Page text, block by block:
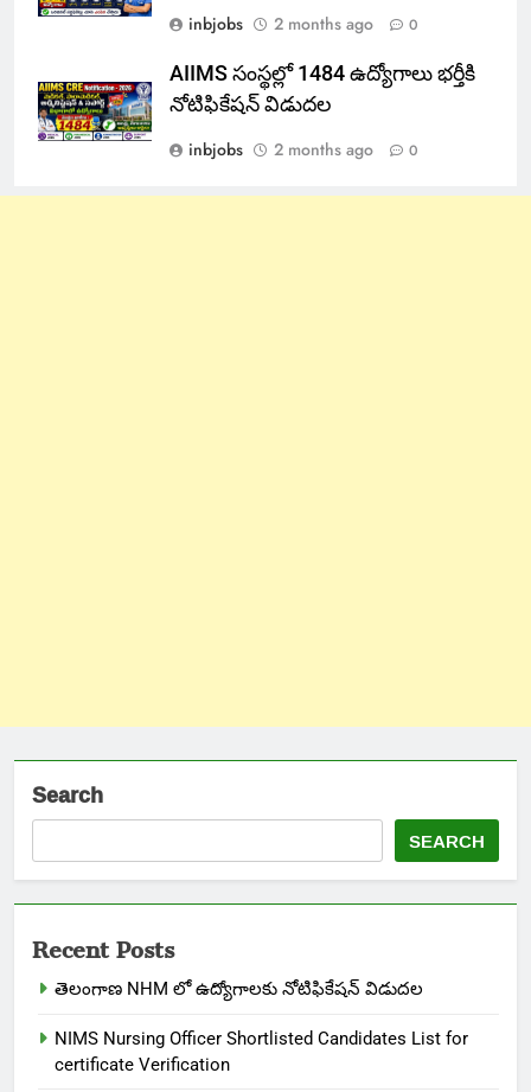
inbjobs
2 months ago 0
AIIMS సంస్థల్లో 1484 ఉద్యోగాలు భర్తీకి
నోటిఫికేషన్ విడుదల
inbjobs
2 months ago 0
Search
SEARCH
Recent Posts
తెలంగాణ NHM లో ఉద్యోగాలకు నోటిఫికేషన్ విడుదల
NIMS Nursing Officer Shortlisted Candidates List for
certificate Verification